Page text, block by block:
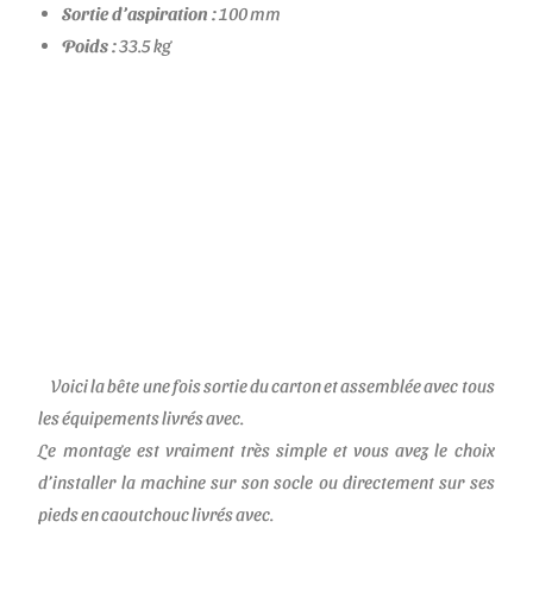
Sortie d’aspiration :100 mm
Poids :33.5 kg
Voici la bête une fois sortie du carton et assemblée avec tous
les équipements livrés avec.
Le montage est vraiment très simple et vous avez le choix
d’installer la machine sur son socle ou directement sur ses
pieds en caoutchouc livrés avec.